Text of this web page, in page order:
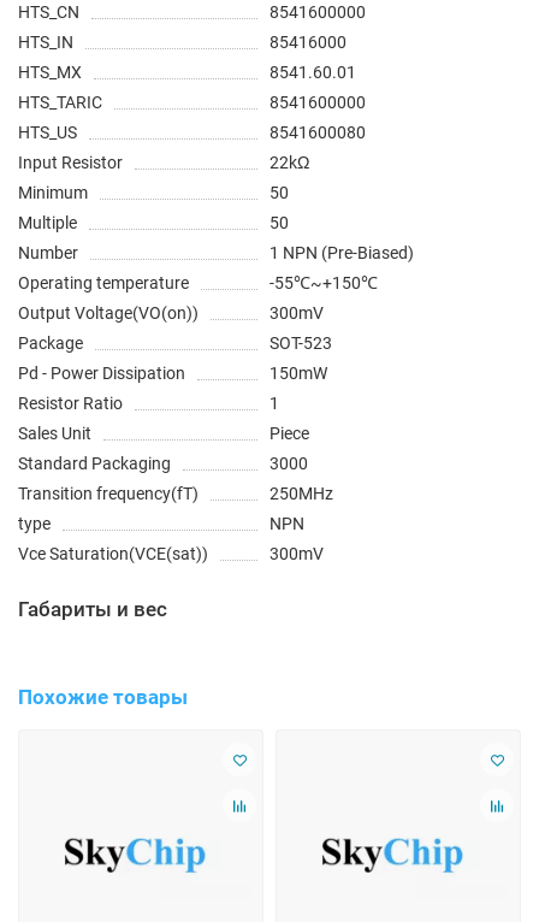
HTS_CN
8541600000
HTS_IN
85416000
HTS_MX
8541.60.01
HTS_TARIC
8541600000
HTS_US
8541600080
Input Resistor
22kΩ
Minimum
50
Multiple
50
Number
1 NPN (Pre-Biased)
Operating temperature
-55℃~+150℃
Output Voltage(VO(on))
300mV
Package
SOT-523
Pd - Power Dissipation
150mW
Resistor Ratio
1
Sales Unit
Piece
Standard Packaging
3000
Transition frequency(fT)
250MHz
type
NPN
Vce Saturation(VCE(sat))
300mV
Габариты и вес
Похожие товары